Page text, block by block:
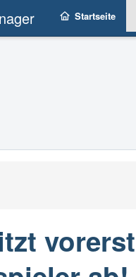
Startseite